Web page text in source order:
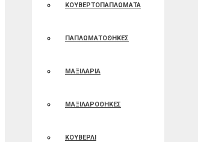
ΚΟΥΒΕΡΤΟΠΑΠΛΩΜΑΤΑ
ΠΑΠΛΩΜΑΤΟΘΗΚΕΣ
ΜΑΞΙΛΑΡΙΑ
ΜΑΞΙΛΑΡΟΘΗΚΕΣ
ΚΟΥΒΕΡΛΙ